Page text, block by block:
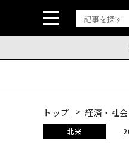
トップ 経済・社会
北米